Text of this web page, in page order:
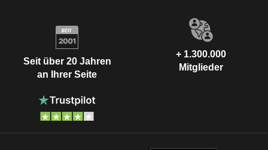
Seit über 20 Jahren
an Ihrer Seite
+ 1.300.000
Mitglieder